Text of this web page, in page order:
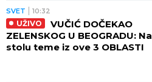
SVET 10:32
UŽIVO
ZELENSKOG U BEOGRADU: Na
stolu teme iz ove 3 OBLASTI